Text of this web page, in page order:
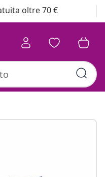
oltre 70 €